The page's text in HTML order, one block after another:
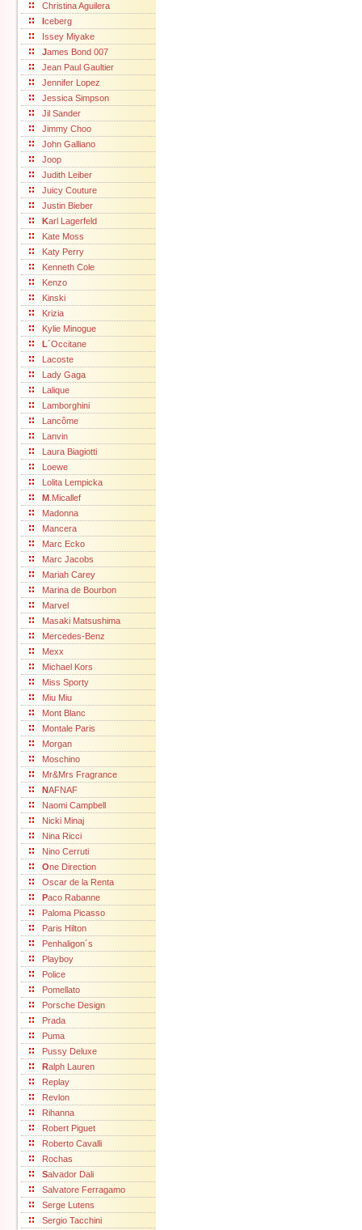
Christina Aguilera
Iceberg
Issey Miyake
James Bond 007
Jean Paul Gaultier
Jennifer Lopez
Jessica Simpson
Jil Sander
Jimmy Choo
John Galliano
Joop
Judith Leiber
Juicy Couture
Justin Bieber
Karl Lagerfeld
Kate Moss
Katy Perry
Kenneth Cole
Kenzo
Kinski
Krizia
Kylie Minogue
L´Occitane
Lacoste
Lady Gaga
Lalique
Lamborghini
Lancôme
Lanvin
Laura Biagiotti
Loewe
Lolita Lempicka
M .Micallef
Madonna
Mancera
Marc Ecko
Marc Jacobs
Mariah Carey
Marina de Bourbon
Marvel
Masaki Matsushima
Mercedes-Benz
Mexx
Michael Kors
Miss Sporty
Miu Miu
Mont Blanc
Montale Paris
Morgan
Moschino
Mr&Mrs Fragrance
NAFNAF
Naomi Campbell
Nicki Minaj
Nina Ricci
Nino Cerruti
One Direction
Oscar de la Renta
Paco Rabanne
Paloma Picasso
Paris Hilton
Penhaligon´s
Playboy
Police
Pomellato
Porsche Design
Prada
Puma
Pussy Deluxe
Ralph Lauren
Replay
Revlon
Rihanna
Robert Piguet
Roberto Cavalli
Rochas
Salvador Dali
Salvatore Ferragamo
Serge Lutens
Sergio Tacchini